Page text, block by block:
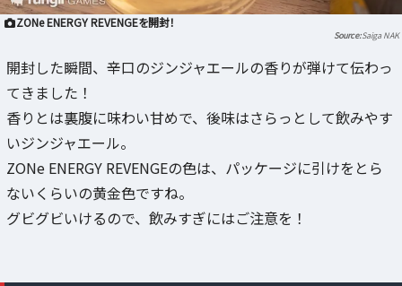
ZONe ENERGY REVENGEを開封！
Saiga NAK
開封した瞬間、辛口のジンジャエールの香りが弾けて伝わっ
てきました！
香りとは裏腹に味わい甘めで、後味はさらっとして飲みやす
いジンジャエール。
ZONe ENERGY REVENGEの色は、パッケージに引けをとら
ないくらいの黄金色ですね。
グビグビいけるので、飲みすぎにはご注意を！